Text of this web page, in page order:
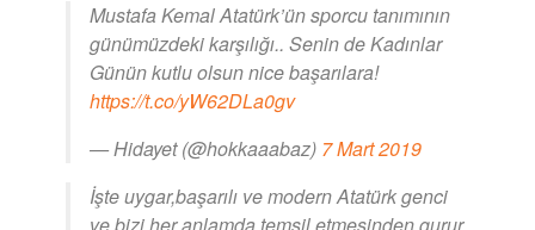
Mustafa Kemal Atatürk’ün sporcu tanımının
günümüzdeki karşılığı.. Senin de Kadınlar
Günün kutlu olsun nice başarılara!
https://t.co/yW62DLa0gv
— Hidayet (@hokkaaabaz) 7 Mart 2019
İşte uygar,başarılı ve modern Atatürk genci